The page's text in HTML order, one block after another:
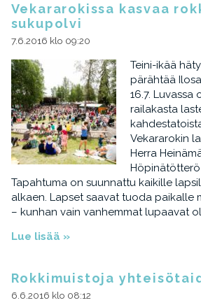
Vekararokissa kasvaa
sukupolvi
7.6.2016 klo 09:20
Teini-ikää
pärähtää
16.7. Luvassa
railakasta
Vekararokin
Herra
Höpinätötterö
Tapahtuma on suunnattu kaikille
alkaen. Lapset saavat tuoda paikalle
– kunhan vain vanhemmat lupaavat
Lue lisää »
Rokkimuistoja
6.6.2016 klo 08:12